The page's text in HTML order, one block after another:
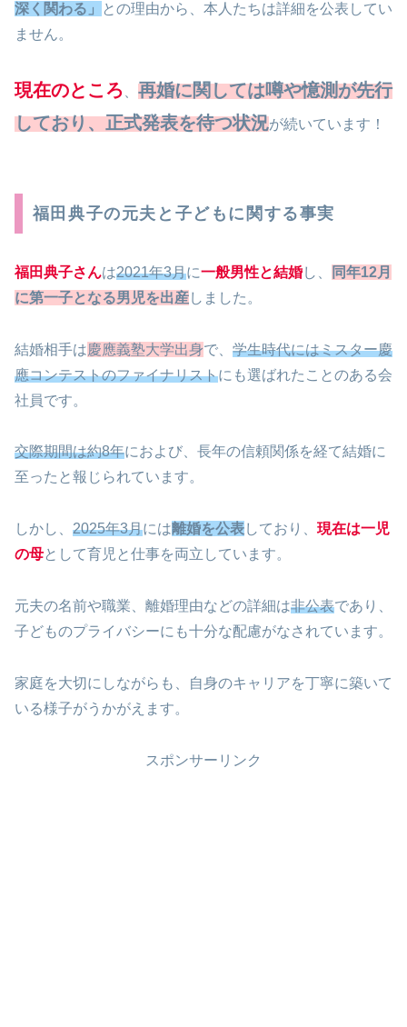
深く関わる」
との理由から、本人たちは詳細を公表してい
ません。
現在のところ
再婚に関しては噂や憶測が先行
しており、正式発表を待つ状況が続いています！
福田典子の元夫と子どもに関する事実
福田典子さんは2021年3月に一般男性と結婚し、
同年12月
に第一子となる男児を出産しました。
結婚相手は慶應義塾大学出身で、 学生時代にはミスター慶
應コンテストのファイナリストにも選ばれたことのある会
社員です。
交際期間は約8年におよび、長年の信頼関係を経て結婚に
至ったと報じられています。
しかし、 2025年3月には離婚を公表しており、 現在は一児
の母として育児と仕事を両立しています。
元夫の名前や職業、離婚理由などの詳細は非公表であり、
子どものプライバシーにも十分な配慮がなされています。
家庭を大切にしながらも、自身のキャリアを丁寧に築いて
いる様子がうかがえます。
スポンサーリンク